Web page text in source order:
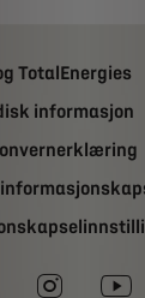
TotalEnergies
informasjon